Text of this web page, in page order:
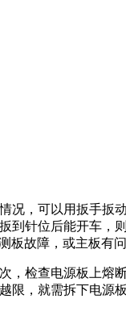
况，可以用扳手扳
针位后能开车，
板故障，或主板有
检查电源板上熔
，就需拆下电源